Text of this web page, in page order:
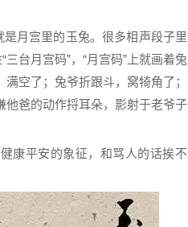
月宫里的玉兔。很多相声段子里
台月宫码”，“月宫码”上就画着兔
空了；兔爷折跟斗，窝犄角了；
爸的动作捋耳朵，影射于老爷子
康平安的象征，和骂人的话挨不